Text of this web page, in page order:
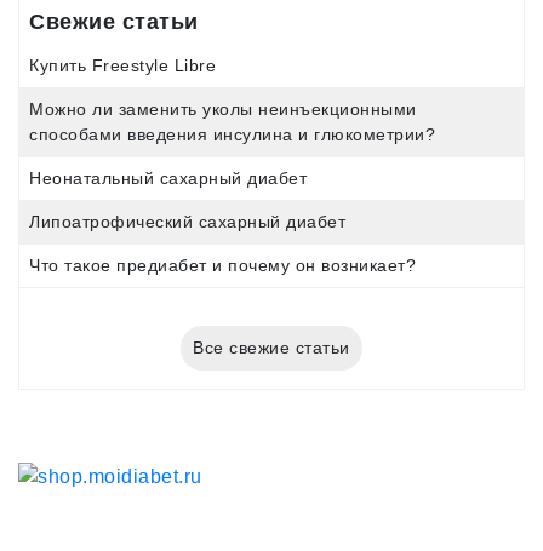
Свежие статьи
Купить Freestyle Libre
Можно ли заменить уколы неинъекционными
способами введения инсулина и глюкометрии?
Неонатальный сахарный диабет
Липоатрофический сахарный диабет
Что такое предиабет и почему он возникает?
Все свежие статьи